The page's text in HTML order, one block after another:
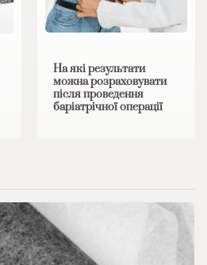
На які результати
можна розраховувати
після проведення
баріатрічної операції